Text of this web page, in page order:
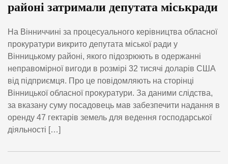
районі затримали депутата міськради
На Вінниччині за процесуального керівництва обласної
прокуратури викрито депутата міської ради у
Вінницькому районі, якого підозрюють в одержанні
неправомірної вигоди в розмірі 32 тисячі доларів США
від підприємця. Про це повідомляють на сторінці
Вінницької обласної прокуратури. За даними слідства,
за вказану суму посадовець мав забезпечити надання в
оренду 47 гектарів земель для ведення господарської
діяльності […]